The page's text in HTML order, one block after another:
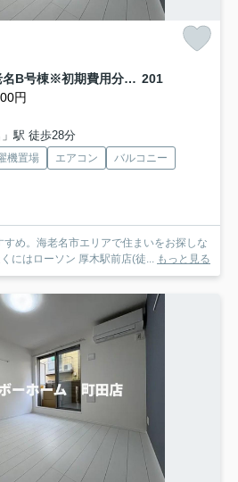
メゾンミルフィーユ海老名B号棟※初期費用分割後払いサービス利用可能物件 201
円
駅 徒歩28分
機置場 エアコン
バルコニー
め。海老名市エリアで住まいをお探しな
にはローソン 厚木駅前店(徒... もっと見る